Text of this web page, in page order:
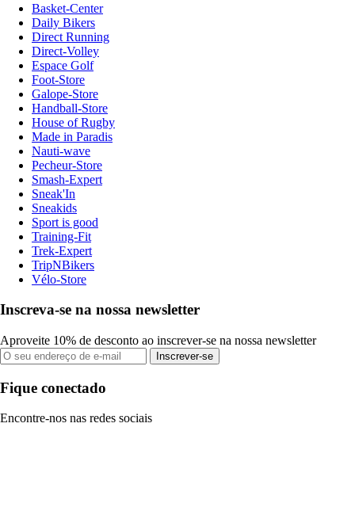
Basket-Center
Daily Bikers
Direct Running
Direct-Volley
Espace Golf
Foot-Store
Galope-Store
Handball-Store
House of Rugby
Made in Paradis
Nauti-wave
Pecheur-Store
Smash-Expert
Sneak'In
Sneakids
Sport is good
Training-Fit
Trek-Expert
TripNBikers
Vélo-Store
Inscreva-se na nossa newsletter
Aproveite 10% de desconto ao inscrever-se na nossa newsletter
Inscrever-se
Fique conectado
Encontre-nos nas redes sociais